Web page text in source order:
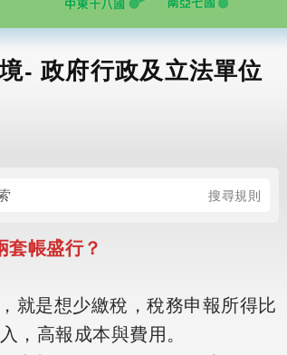
- 政府行政及立法單位
搜尋規則
帳盛行？
是想少繳稅，稅務申報所得比
，高報成本與費用。